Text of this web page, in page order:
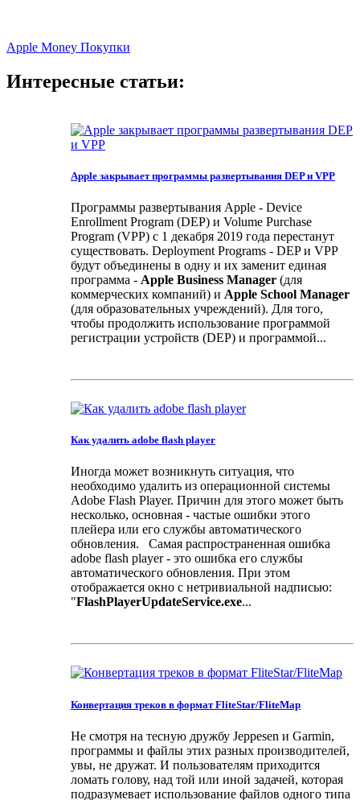
Apple Money Покупки
Интересные статьи:
Apple закрывает программы развертывания DEP и VPP
Программы развертывания Apple - Device
Enrollment Program (DEP) и Volume Purchase
Program (VPP) с 1 декабря 2019 года перестанут
существовать. Deployment Programs - DEP и VPP
будут объединены в одну и их заменит единая
программа - Apple Business Manager (для
коммерческих компаний) и Apple School Manager
(для образовательных учреждений). Для того,
чтобы продолжить использование программой
регистрации устройств (DEP) и программой...
Как удалить adobe flash player
Иногда может возникнуть ситуация, что
необходимо удалить из операционной системы
Adobe Flash Player. Причин для этого может быть
несколько, основная - частые ошибки этого
плейера или его службы автоматического
обновления. Самая распространенная ошибка
adobe flash player - это ошибка его службы
автоматического обновления. При этом
отображается окно с нетривиальной надписью:
"FlashPlayerUpdateService.exe...
Конвертация треков в формат FliteStar/FliteMap
Не смотря на тесную дружбу Jeppesen и Garmin,
программы и файлы этих разных производителей,
увы, не дружат. И пользователям приходится
ломать голову, над той или иной задачей, которая
подразумевает использование файлов одного типа